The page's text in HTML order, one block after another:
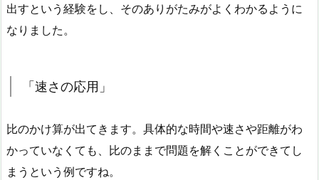
出すという経験をし、そのありがたみがよくわかるように
なりました。
「速さの応用」
比のかけ算が出てきます。具体的な時間や速さや距離がわ
かっていなくても、比のままで問題を解くことができてし
まうという例ですね。